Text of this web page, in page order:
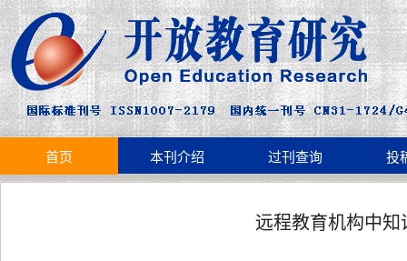
首页 本刊介绍 过刊查询 投
远程教育机构中